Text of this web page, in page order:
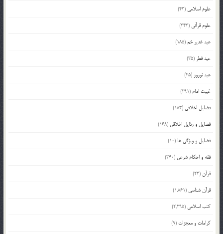
علوم اسلامی (43)
علوم قرآنی (343)
عید غدیر خم(185)
عید فطر (35)
عید نوروز (45)
غیبت امام (291)
فضایل اخلاقی (183)
فضایل و رذایل اخلاقی (168)
فضایل و ویژگی ها (10)
فقه و احکام شرعی (340)
قرآن(23)
قرآن شناسی (1,861)
کتب اسلامی (2,295)
کرامات و معجزات (9)